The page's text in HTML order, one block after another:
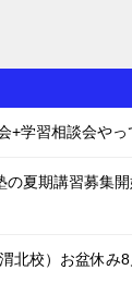
+学習相談会やっ
の夏期講習募集
北校）お盆休み